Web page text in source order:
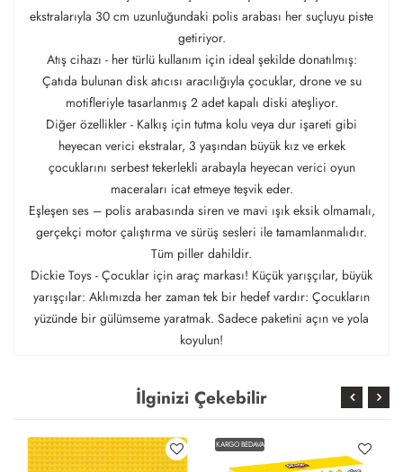
ekstralarıyla 30 cm uzunluğundaki polis arabası her suçluyu piste
getiriyor.
Atış cihazı - her türlü kullanım için ideal şekilde donatılmış:
Çatıda bulunan disk atıcısı aracılığıyla çocuklar, drone ve su
motifleriyle tasarlanmış 2 adet kapalı diski ateşliyor.
Diğer özellikler - Kalkış için tutma kolu veya dur işareti gibi
heyecan verici ekstralar, 3 yaşından büyük kız ve erkek
çocuklarını serbest tekerlekli arabayla heyecan verici oyun
maceraları icat etmeye teşvik eder.
Eşleşen ses – polis arabasında siren ve mavi ışık eksik olmamalı,
gerçekçi motor çalıştırma ve sürüş sesleri ile tamamlanmalıdır.
Tüm piller dahildir.
Dickie Toys - Çocuklar için araç markası! Küçük yarışçılar, büyük
yarışçılar: Aklımızda her zaman tek bir hedef vardır: Çocukların
yüzünde bir gülümseme yaratmak. Sadece paketini açın ve yola
koyulun!
İlginizi Çekebilir
KARGO BEDAVA